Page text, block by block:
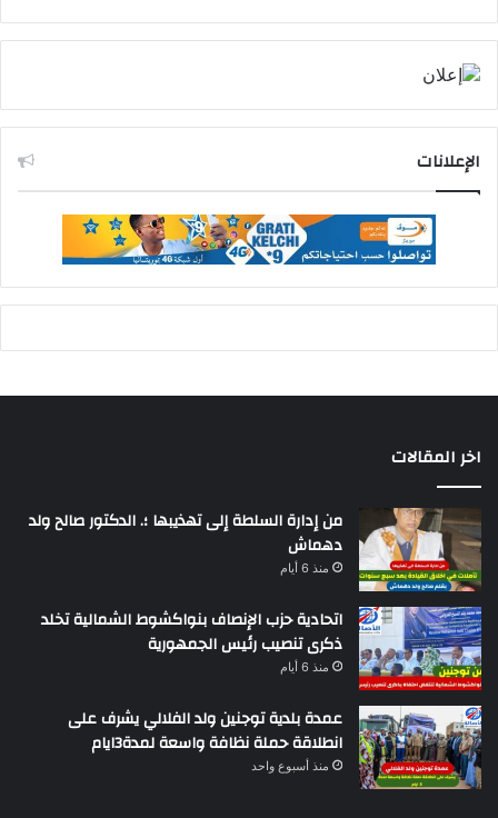
الإعلانات
اخر المقالات
من إدارة السلطة إلى تهذيبها ؛. الدكتور صالح ولد
دهماش
منذ 6 أيام
اتحادية حزب الإنصاف بنواكشوط الشمالية تخلد
ذكرى تنصيب رئيس الجمهورية
منذ 6 أيام
عمدة بلدية توجنين ولد الفلالي يشرف على
انطلاقة حملة نظافة واسعة لمدة3ايام
منذ أسبوع واحد